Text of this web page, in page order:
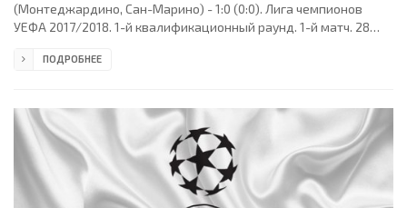
(Монтеджардино, Сан-Марино) - 1:0 (0:0). Лига чемпионов
УЕФА 2017/2018. 1-й квалификационный раунд. 1-й матч. 28
Переменная облачность. +13°C. Стадион Уиндзор Парк. 2839
Хорватия), Марио Пепур (Хорватия). Резервный арбитр: Горан
Габрило (Хорватия). Линфилд Белфаст: 1. Рой
ПОДРОБНЕЕ